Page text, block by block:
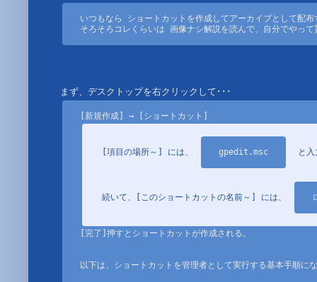
いつもなら ショートカットを作成してアーカイブとして配布
そろそろコレくらいは 画像ナシ解説を読んで、自分でやって
[項目の場所～] には、 gpedit.msc と入
続いて、[このショートカットの名前～] には、
[完了]押すとショートカットが作成される。
以下は、ショートカットを管理者として実行する基本手順に